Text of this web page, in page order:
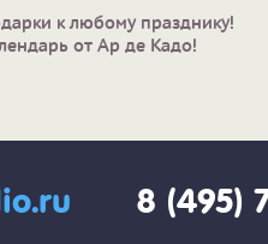
к любому празднику!
от Ар де Кадо!
8 (495)